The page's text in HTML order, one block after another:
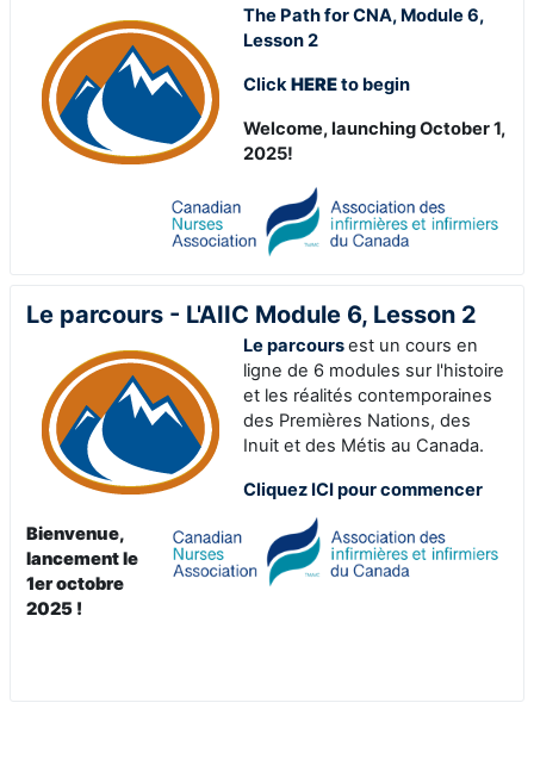
The Path for CNA, Module 6,
Lesson 2
ClickHEREto begin
Welcome, launching October 1,
2025!
Le parcours - L'AIIC Module 6, Lesson 2
Le parcoursest un cours en
ligne de 6 modules sur l'histoire
et les réalités contemporaines
des Premières Nations, des
Inuit et des Métis au Canada.
Cliquez ICI pour commencer
Bienvenue,
lancement le
1er octobre
2025 !